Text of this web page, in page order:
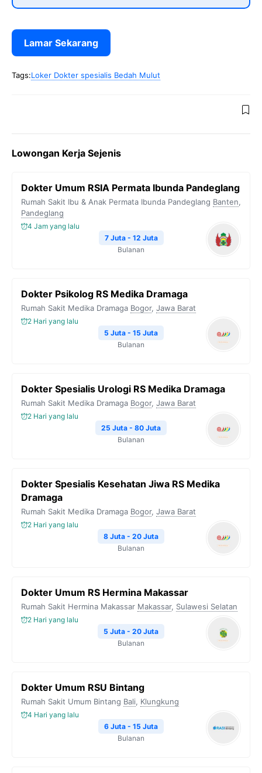
Lamar Sekarang
Tags:Loker Dokter spesialis Bedah Mulut
Lowongan Kerja Sejenis
Dokter Umum RSIA Permata Ibunda Pandeglang
Rumah Sakit Ibu & Anak Permata Ibunda Pandeglang Banten,
Pandeglang
4 Jam yang lalu
7 Juta - 12 Juta
Bulanan
Dokter Psikolog RS Medika Dramaga
Rumah Sakit Medika Dramaga Bogor, Jawa Barat
2 Hari yang lalu
5 Juta - 15 Juta
Bulanan
Dokter Spesialis Urologi RS Medika Dramaga
Rumah Sakit Medika Dramaga Bogor, Jawa Barat
2 Hari yang lalu
25 Juta - 80 Juta
Bulanan
Dokter Spesialis Kesehatan Jiwa RS Medika
Dramaga
Rumah Sakit Medika Dramaga Bogor, Jawa Barat
2 Hari yang lalu
8 Juta - 20 Juta
Bulanan
Dokter Umum RS Hermina Makassar
Rumah Sakit Hermina Makassar Makassar, Sulawesi Selatan
2 Hari yang lalu
5 Juta - 20 Juta
Bulanan
Dokter Umum RSU Bintang
Rumah Sakit Umum Bintang Bali, Klungkung
4 Hari yang lalu
6 Juta - 15 Juta
Bulanan